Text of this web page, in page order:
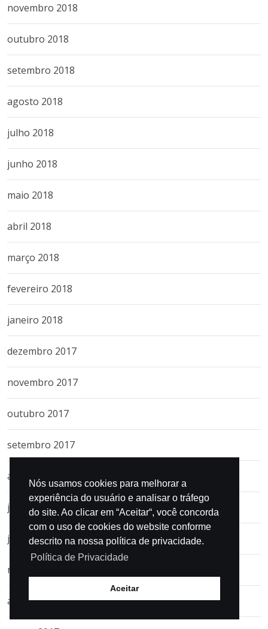
novembro 2018
outubro 2018
setembro 2018
agosto 2018
julho 2018
junho 2018
maio 2018
abril 2018
março 2018
fevereiro 2018
janeiro 2018
dezembro 2017
novembro 2017
outubro 2017
setembro 2017
agosto 2017
julho 2017
junho 2017
maio 2017
abril 2017
Nós usamos cookies para melhorar a
experiência do usuário e analisar o tráfego
do site. Ao clicar em “Aceitar“, você concorda
com o uso de cookies do website conforme
descrito na nossa política de privacidade.
Política de Privacidade
Aceitar